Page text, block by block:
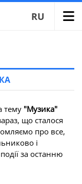
RU
тему "Музика"
що сталося
про все,
і
за останню